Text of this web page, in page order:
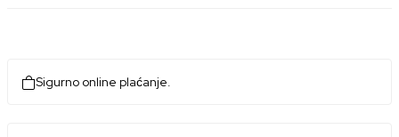
Sigurno online plaćanje.